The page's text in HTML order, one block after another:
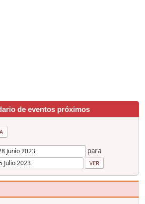
de eventos próximos
para